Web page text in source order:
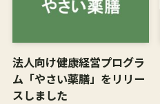
法人向け健康経営プログラ
ム「やさい薬膳」をリリー
スしました